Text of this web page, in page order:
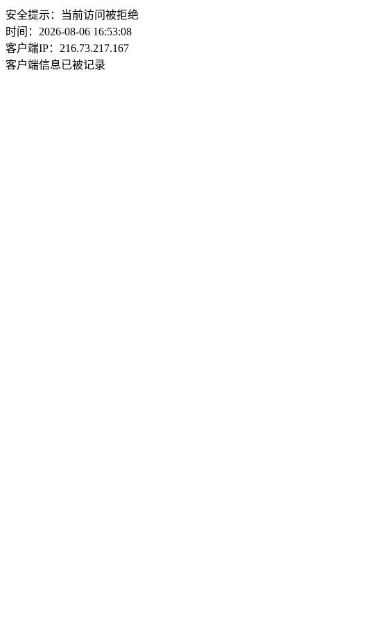
安全提示：当前访问被拒绝
时间：2026-08-06 16:53:08
客户端IP：216.73.217.167
客户端信息已被记录